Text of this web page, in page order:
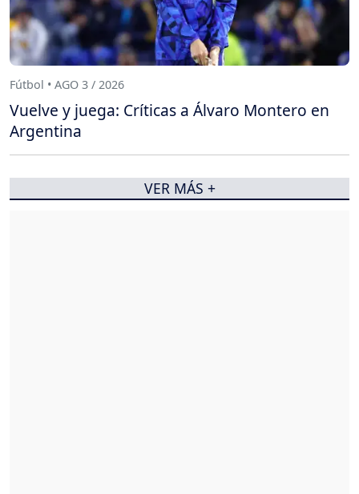
Fútbol • AGO 3 / 2026
Vuelve y juega: Críticas a Álvaro Montero en
Argentina
VER MÁS +